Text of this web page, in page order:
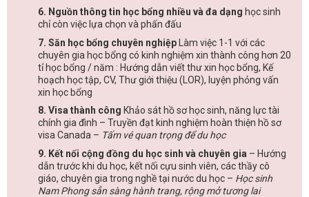
6. Nguồn thông tin học bổng nhiều và đa dạng học sinh
chỉ còn việc lựa chọn và phấn đấu
7. Săn học bổng chuyên nghiệp Làm việc 1-1 với các
chuyên gia học bổng có kinh nghiệm xin thành công hơn 20
tỉ học bổng / năm : Hướng dẫn viết thư xin học bổng, Kế
hoạch học tập, CV, Thư giới thiệu (LOR), luyện phỏng vấn
xin học bổng
8. Visa thành công Khảo sát hồ sơ học sinh, năng lực tài
chính gia đình – Truyền đạt kinh nghiệm hoàn thiện hồ sơ
visa Canada – Tấm vé quan trọng để du học
9. Kết nối cộng đồng du học sinh và chuyên gia – Hướng
dẫn trước khi du học, kết nối cựu sinh viên, các thầy cô
giáo, chuyên gia trong nghề tại nước du học – Học sinh
Nam Phong sẵn sàng hành trang, rộng mở tương lai